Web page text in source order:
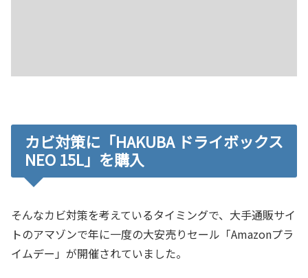
カビ対策に「HAKUBA ドライボックス
NEO 15L」を購入
そんなカビ対策を考えているタイミングで、大手通販サイ
トのアマゾンで年に一度の大安売りセール「Amazonプラ
イムデー」が開催されていました。